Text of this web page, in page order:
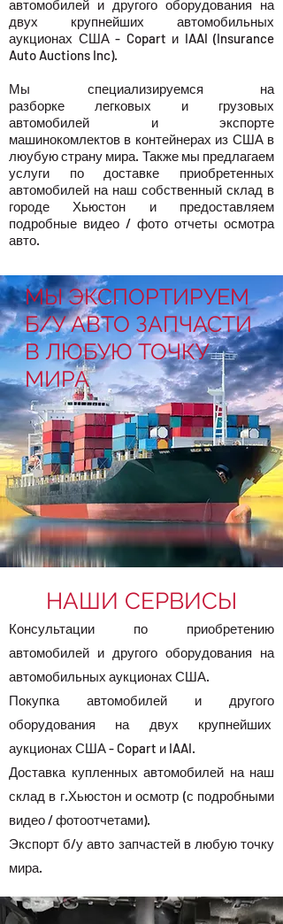
автомобилей и другого оборудования на
двух крупнейших автомобильных
аукционах США - Copart и IAAI (Insurance
Auto Auctions Inc).
Мы специализируемся на
разборке легковых и грузовых
автомобилей и экспорте
машинокомлектов в контейнерах из США в
люубую страну мира. Также мы предлагаем
услуги по доставке приобретенных
автомобилей на наш собственный склад в
городе Хьюстон и предоставляем
подробные видео / фото отчеты осмотра
авто.
МЫ ЭКСПОРТИРУЕМ
Б/У АВТО ЗАПЧАСТИ
В ЛЮБУЮ ТОЧКУ
МИРА
НАШИ СЕРВИСЫ
Консультации по приобретению
автомобилей и другого оборудования на
автомобильных аукционах США.
Покупка автомобилей и другого
оборудования на двух крупнейших
аукционах США - Copart и IAAI.
Доставка купленных автомобилей на наш
склад в г.Хьюстон и осмотр (с подробными
видео / фотоотчетами).
Экспорт б/у авто запчастей в любую точку
мира.
Наш бизнес основан на трех основных